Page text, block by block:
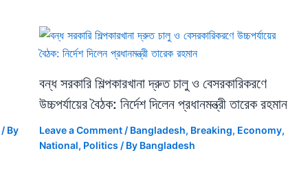
/ By
বন্ধ সরকারি শিল্পকারখানা দ্রুত চালু ও বেসরকারিকরণে
উচ্চপর্যায়ের বৈঠক: নির্দেশ দিলেন প্রধানমন্ত্রী তারেক রহমান
Leave a Comment / Bangladesh, Breaking, Economy,
National, Politics / By Bangladesh